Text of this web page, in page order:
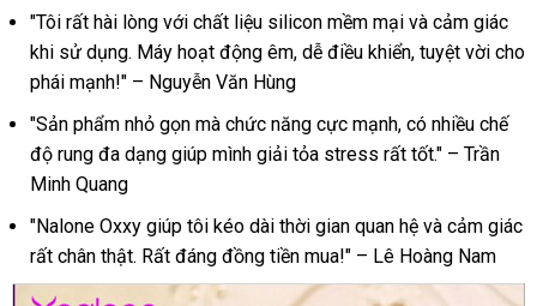
dâm
Nalone
Oxxy
kích
thích
mạnh
mẽ
cho
nam
giới
"Tôi rất hài lòng với chất liệu silicon mềm mại và cảm giác
khi sử dụng. Máy hoạt động êm, dễ điều khiển, tuyệt vời cho
phái mạnh!" – Nguyễn Văn Hùng
"Sản phẩm nhỏ gọn mà chức năng cực mạnh, có nhiều chế
độ rung đa dạng giúp mình giải tỏa stress rất tốt." – Trần
Minh Quang
"Nalone Oxxy giúp tôi kéo dài thời gian quan hệ và cảm giác
rất chân thật. Rất đáng đồng tiền mua!" – Lê Hoàng Nam